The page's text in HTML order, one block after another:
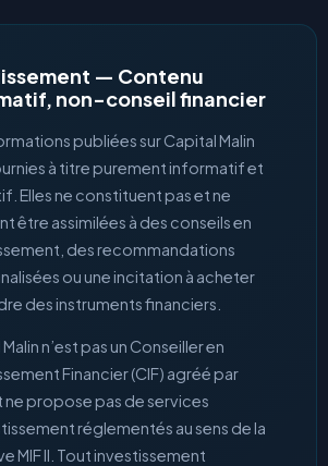
— Contenu
non-conseil financier
publiées sur Capital Malin
à titre purement informatif et
Elles ne constituent pas et ne
être assimilées à des conseils en
des recommandations
ou une incitation à acheter
des instruments financiers.
n’est pas un Conseiller en
Financier (CIF) agréé par
ne propose pas de services
réglementés au sens de la
MIF II. Tout investissement